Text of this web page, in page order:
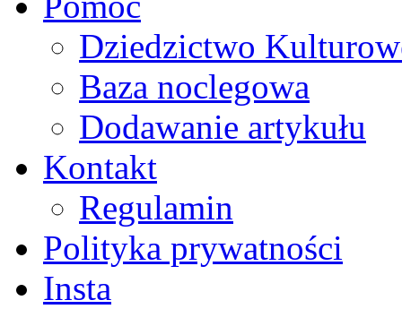
Dziedzictwo
Baza noclegowa
Dodawanie artykułu
Kontakt
Regulamin
Polityka prywatności
Insta